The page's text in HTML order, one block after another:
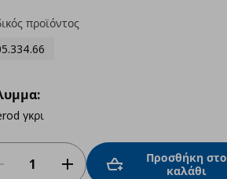
προϊόντος
γκρι
Προσθήκη στο
καλάθι